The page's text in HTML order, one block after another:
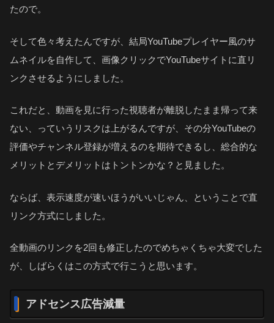
たので。
そして色々考えたんですが、結局YouTubeプレイヤー風のサ
ムネイルを自作して、画像クリックでYouTubeサイトに直リ
ンクさせるようにしました。
これだと、動画を見に行った視聴者が離脱したまま帰って来
ない、っていうリスクは上がるんですが、その分YouTubeの
評価やチャンネル登録が増えるのを期待できるし、総合的な
メリットとデメリットはトントンかな？と見ました。
ならば、表示速度が速いほうがいいじゃん、ということで直
リンク方式にしました。
全動画のリンクを2回も修正したのでめちゃくちゃ大変でした
が、しばらくはこの方式で行こうと思います。
アドセンス広告減量